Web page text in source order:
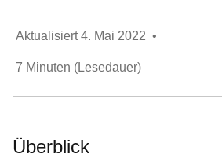
Aktualisiert4. Mai 2022 •
7 Minuten (Lesedauer)
Überblick